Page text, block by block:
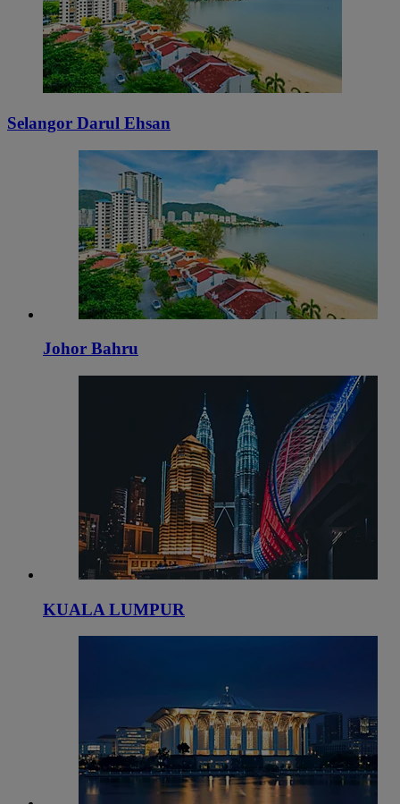
Selangor Darul Ehsan
Johor Bahru
KUALA LUMPUR